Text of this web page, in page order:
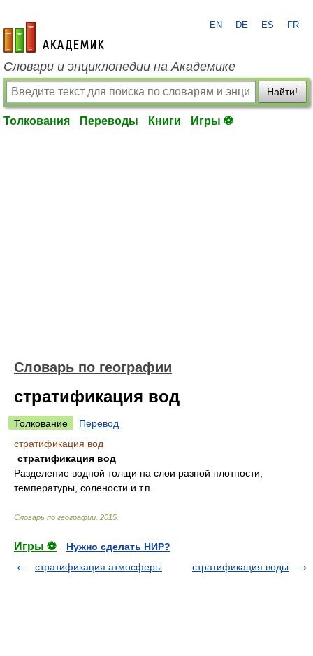
academic.ru
EN DE ES FR
Словари и энциклопедии на Академике
Найти!
Толкования Переводы Книги Игры ⚽
Словарь по географии
стратификация вод
Толкование
Перевод
стратификация вод
стратификация вод
Разделение водной толщи на слои разной плотности,
температуры, солености и т.п.
Словарь по географии 2015
Игры ⚽
Нужно сделать НИР?
стратификация атмосферы
стратификация воды